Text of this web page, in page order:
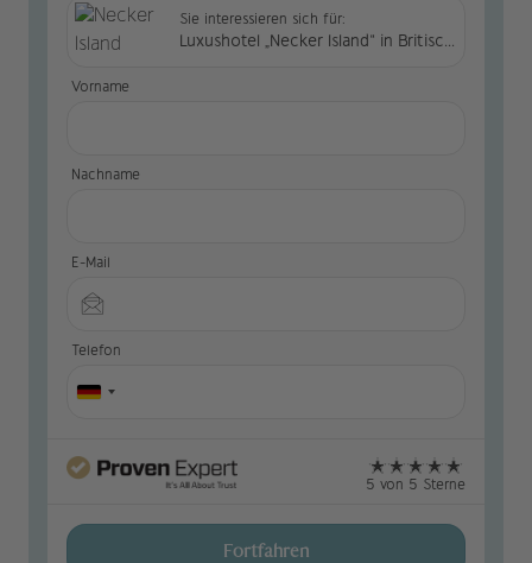
Sie interessieren sich für:
Vorname
Nachname
E-Mail
Telefon
5 von 5 Sterne
Fortfahren